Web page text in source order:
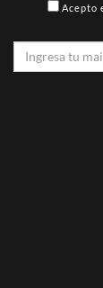
Acepto